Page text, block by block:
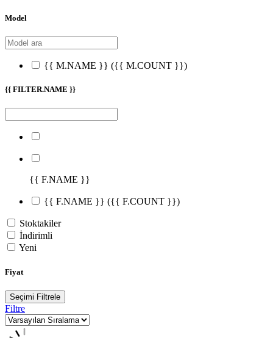
Model
{{ M.NAME }} ({{ M.COUNT }})
{{ FILTER.NAME }}
{{ F.NAME }}
{{ F.NAME }} ({{ F.COUNT }})
Stoktakiler
İndirimli
Yeni
Fiyat
Seçimi Filtrele
Filtre